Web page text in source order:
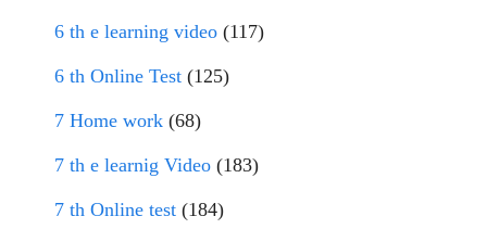
6 th e learning video (117)
6 th Online Test (125)
7 Home work (68)
7 th e learnig Video (183)
7 th Online test (184)